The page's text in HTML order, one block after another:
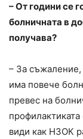
– От години се
болничната в
получава?
– За съжаление,
има повече
превес на
види как НЗОК